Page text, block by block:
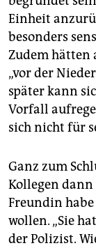
Einheit
besonders
Zudem hätten
„vor der
später kann
Vorfall
sich nicht für
Ganz zum
Kollegen dann
Freundin habe
wollen. „Sie
der Polizist.